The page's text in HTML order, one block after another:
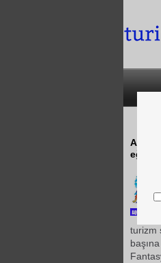
Aqua
eğitim
turizm